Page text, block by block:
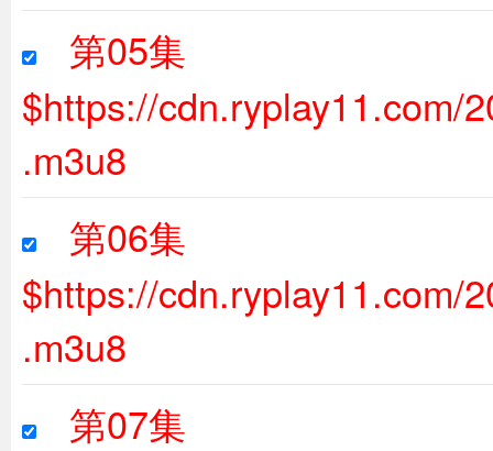
第05集
$https://cdn.ryplay11.com/
.m3u8
第06集
$https://cdn.ryplay11.com/
.m3u8
第07集